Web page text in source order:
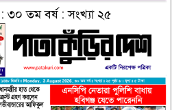
তম বর্ষ : সংখ্যা ২৫